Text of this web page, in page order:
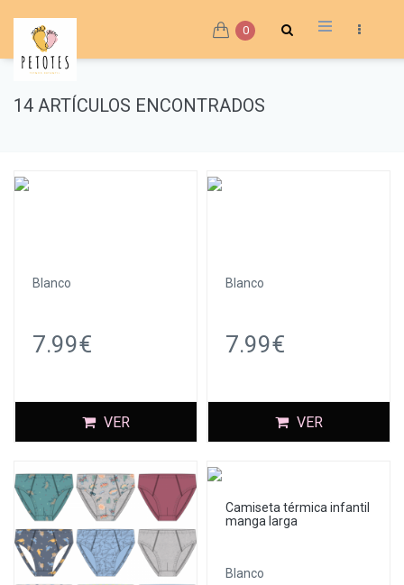
0
14 ARTÍCULOS ENCONTRADOS
Blanco
7.99€
VER
Blanco
7.99€
VER
Camiseta térmica infantil
manga larga
Blanco